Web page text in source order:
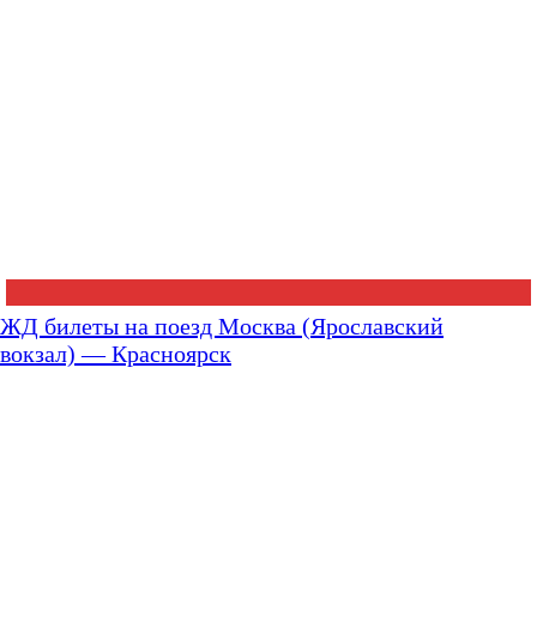
ЖД билеты на поезд Москва (Ярославский
вокзал) — Красноярск